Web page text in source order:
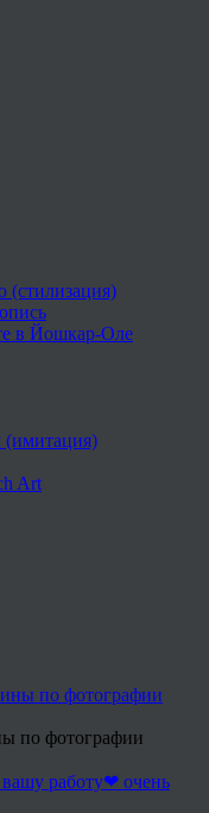
в Йошкар-Оле
(имитация)
Art
по фотографии